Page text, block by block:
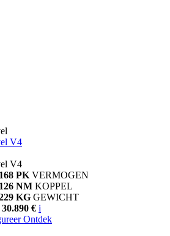
V4
V4
168 PK VERMOGEN
126 NM KOPPEL
KG GEWICHT
€ i
Ontdek